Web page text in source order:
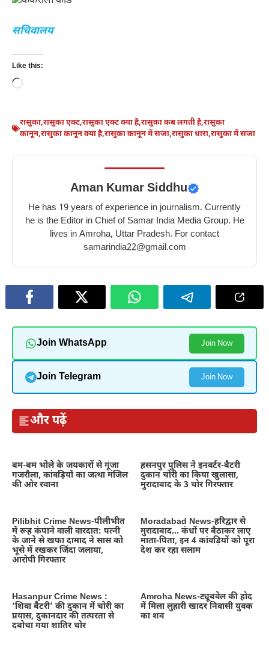
सचिवालय
Like this:
Loading…
रासुका,रासुका एक्ट,रासुका एक्ट क्या है,रासुका कब लगती है,रासुका
कानून,रासुका कानून क्या है,रासुका कानून में सजा,रासुका धारा,रासुका में सजा
Aman Kumar Siddhu
He has 19 years of experience in journalism. Currently
he is the Editor in Chief of Samar India Media Group. He
lives in Amroha, Uttar Pradesh. For contact
samarindia22@gmail.com
Join WhatsApp Join Now
Join Telegram Join Now
और पढ़ें
बम-बम भोले के जयकारों से गूंजा
गजरौला, कांवड़ियों का जत्था मंजिल
की ओर रवाना
हसनपुर पुलिस ने इनवर्टर-बैटरी
दुकान चोरी का किया खुलासा,
मुरादाबाद के 3 चोर गिरफ्तार
Pilibhit Crime News-पीलीभीत
में रूह कंपाने वाली वारदात: पत्नी
के जाने से खफा दामाद ने सास को
भूसे में रखकर जिंदा जलाया,
आरोपी गिरफ्तार
Moradabad News-हरिद्वार से
मुरादाबाद… कंधों पर बैठाकर लाए
माता-पिता, इन 4 कांवड़ियों को पूरा
देश कर रहा सलाम
Hasanpur Crime News :
‘शिवा बैटरी’ की दुकान में चोरी का
प्रयास, दुकानदार की तत्परता से
दबोचा गया शातिर चोर
Amroha News-ट्यूबवेल की होद
में मिला लुहारी खादर निवासी युवक
का शव